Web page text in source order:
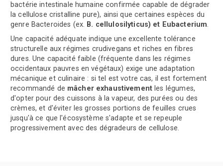
bactérie intestinale humaine confirmée capable de dégrader
la cellulose cristalline pure), ainsi que certaines espèces du
genre Bacteroides (ex. B. cellulosilyticus) et Eubacterium.
Une capacité adéquate indique une excellente tolérance
structurelle aux régimes crudivegans et riches en fibres
dures. Une capacité faible (fréquente dans les régimes
occidentaux pauvres en végétaux) exige une adaptation
mécanique et culinaire : si tel est votre cas, il est fortement
recommandé de mâcher exhaustivement les légumes,
d'opter pour des cuissons à la vapeur, des purées ou des
crèmes, et d'éviter les grosses portions de feuilles crues
jusqu'à ce que l'écosystème s'adapte et se repeuple
progressivement avec des dégradeurs de cellulose.